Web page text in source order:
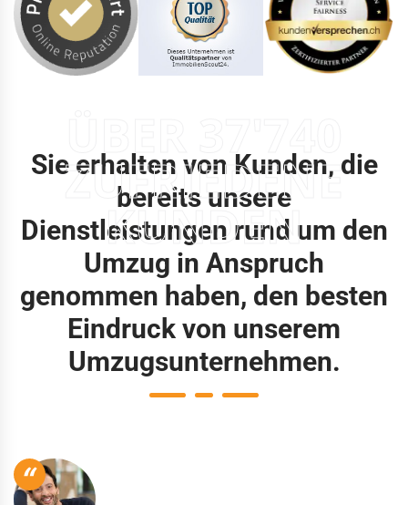
ZUFRIEDENE
KUNDEN
Sie erhalten von Kunden, die
bereits unsere
Dienstleistungen rund um den
Umzug in Anspruch
genommen haben, den besten
Eindruck von unserem
Umzugsunternehmen.
“